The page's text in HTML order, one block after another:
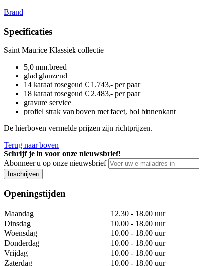
Brand
Specificaties
Saint Maurice Klassiek collectie
5,0 mm.breed
glad glanzend
14 karaat rosegoud € 1.743,- per paar
18 karaat rosegoud € 2.483,- per paar
gravure service
profiel strak van boven met facet, bol binnenkant
De hierboven vermelde prijzen zijn richtprijzen.
Terug naar boven
Schrijf je in voor onze nieuwsbrief!
Abonneer u op onze nieuwsbrief
Inschrijven
Openingstijden
Maandag
12.30 - 18.00 uur
Dinsdag
10.00 - 18.00 uur
Woensdag
10.00 - 18.00 uur
Donderdag
10.00 - 18.00 uur
Vrijdag
10.00 - 18.00 uur
Zaterdag
10.00 - 18.00 uur